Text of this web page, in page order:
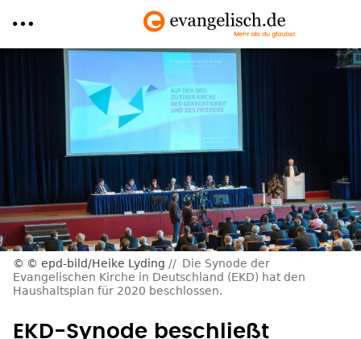
© epd-bild/Heike Lyding
Die Synode der
Evangelischen Kirche in Deutschland (EKD) hat den
Haushaltsplan für 2020 beschlossen.
EKD-Synode beschließt